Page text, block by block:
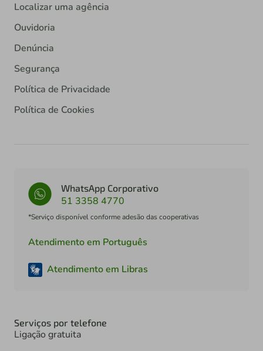
Localizar uma agência
Ouvidoria
Denúncia
Segurança
Política de Privacidade
Política de Cookies
WhatsApp Corporativo
51 3358 4770
*Serviço disponível conforme adesão das cooperativas
Atendimento em Português
Atendimento em Libras
Serviços por telefone
Ligação gratuita